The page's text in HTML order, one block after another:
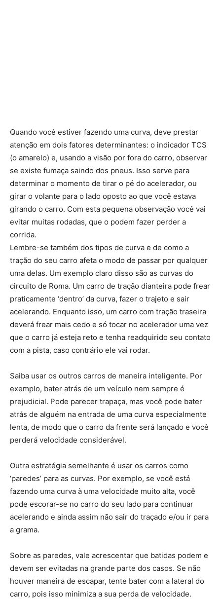
Quando você estiver fazendo uma curva, deve prestar
atenção em dois fatores determinantes: o indicador TCS
(o amarelo) e, usando a visão por fora do carro, observar
se existe fumaça saindo dos pneus. Isso serve para
determinar o momento de tirar o pé do acelerador, ou
girar o volante para o lado oposto ao que você estava
girando o carro. Com esta pequena observação você vai
evitar muitas rodadas, que o podem fazer perder a
corrida.
Lembre-se também dos tipos de curva e de como a
tração do seu carro afeta o modo de passar por qualquer
uma delas. Um exemplo claro disso são as curvas do
circuito de Roma. Um carro de tração dianteira pode frear
praticamente ‘dentro’ da curva, fazer o trajeto e sair
acelerando. Enquanto isso, um carro com tração traseira
deverá frear mais cedo e só tocar no acelerador uma vez
que o carro já esteja reto e tenha readquirido seu contato
com a pista, caso contrário ele vai rodar.
Saiba usar os outros carros de maneira inteligente. Por
exemplo, bater atrás de um veículo nem sempre é
prejudicial. Pode parecer trapaça, mas você pode bater
atrás de alguém na entrada de uma curva especialmente
lenta, de modo que o carro da frente será lançado e você
perderá velocidade considerável.
Outra estratégia semelhante é usar os carros como
‘paredes’ para as curvas. Por exemplo, se você está
fazendo uma curva à uma velocidade muito alta, você
pode escorar-se no carro do seu lado para continuar
acelerando e ainda assim não sair do traçado e/ou ir para
a grama.
Sobre as paredes, vale acrescentar que batidas podem e
devem ser evitadas na grande parte dos casos. Se não
houver maneira de escapar, tente bater com a lateral do
carro, pois isso minimiza a sua perda de velocidade.